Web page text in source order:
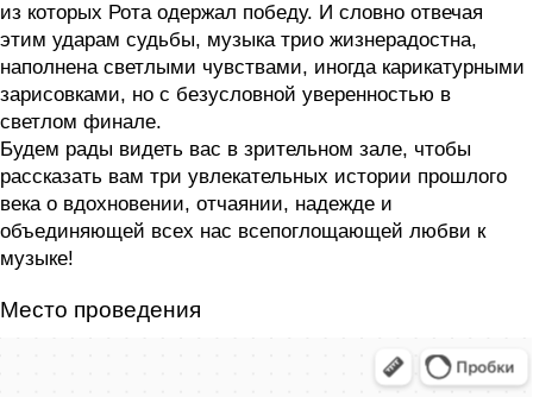
из которых Рота одержал победу. И словно отвечая
этим ударам судьбы, музыка трио жизнерадостна,
наполнена светлыми чувствами, иногда карикатурными
зарисовками, но с безусловной уверенностью в
светлом финале.
Будем рады видеть вас в зрительном зале, чтобы
рассказать вам три увлекательных истории прошлого
века о вдохновении, отчаянии, надежде и
объединяющей всех нас всепоглощающей любви к
музыке!
Место проведения